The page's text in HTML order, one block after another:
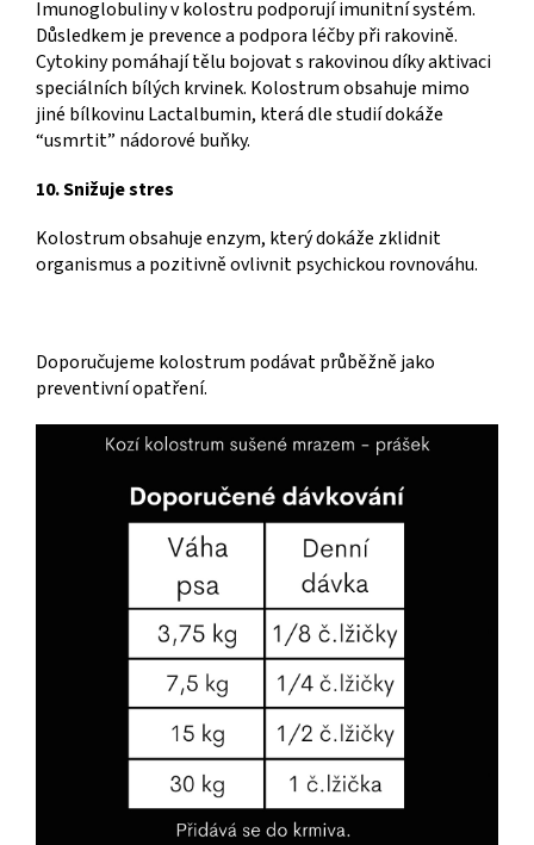
Imunoglobuliny v kolostru podporují imunitní systém.
Důsledkem je prevence a podpora léčby při rakovině.
Cytokiny pomáhají tělu bojovat s rakovinou díky aktivaci
speciálních bílých krvinek. Kolostrum obsahuje mimo
jiné bílkovinu Lactalbumin, která dle studií dokáže
“usmrtit” nádorové buňky.
10. Snižuje stres
Kolostrum obsahuje enzym, který dokáže zklidnit
organismus a pozitivně ovlivnit psychickou rovnováhu.
Doporučujeme kolostrum podávat průběžně jako
preventivní opatření.